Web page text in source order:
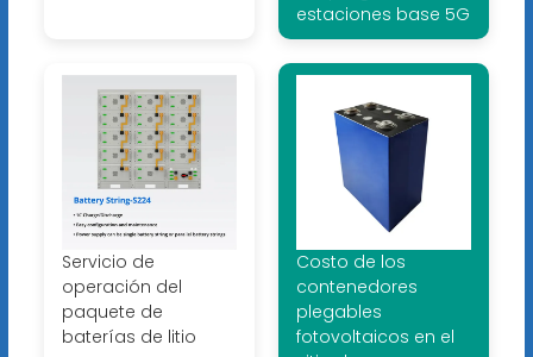
estaciones base 5G
Servicio de
operación del
paquete de
baterías de litio
Costo de los
contenedores
plegables
fotovoltaicos en el